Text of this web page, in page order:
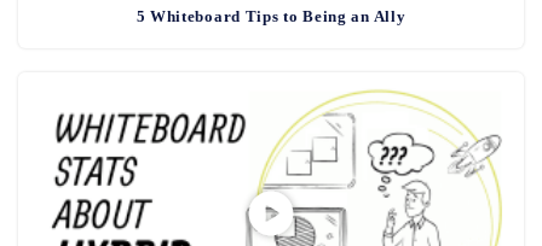
5 Whiteboard Tips to Being an Ally